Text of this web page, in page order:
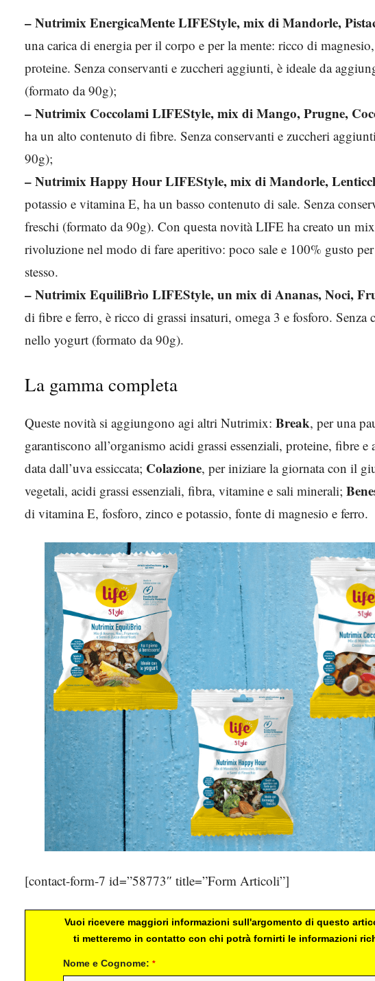
– Nutrimix EnergicaMente LIFEStyle, mix di Mandorle,
una carica di energia per il corpo e per la mente: ricco di
proteine. Senza conservanti e zuccheri aggiunti, è ideale da
(formato da 90g);
– Nutrimix Coccolami LIFEStyle, mix di Mango, Prugne,
ha un alto contenuto di fibre. Senza conservanti e zuccheri
90g);
– Nutrimix Happy Hour LIFEStyle, mix di Mandorle,
potassio e vitamina E, ha un basso contenuto di sale. Senza
freschi (formato da 90g). Con questa novità LIFE ha creato un
rivoluzione nel modo di fare aperitivo: poco sale e 100% gusto
stesso.
– Nutrimix EquiliBrìo LIFEStyle, un mix di Ananas, Noci,
di fibre e ferro, è ricco di grassi insaturi, omega 3 e fosforo. Senza
nello yogurt (formato da 90g).
La gamma completa
Queste novità si aggiungono agi altri Nutrimix: Break, per una
garantiscono all’organismo acidi grassi essenziali, proteine, fibre
data dall’uva essiccata; Colazione, per iniziare la giornata con il
vegetali, acidi grassi essenziali, fibra, vitamine e sali minerali;
di vitamina E, fosforo, zinco e potassio, fonte di magnesio e ferro.
[contact-form-7 id=”58773″ title=”Form Articoli”]
Vuoi ricevere maggiori informazioni sull'argomento di questo
ti metteremo in contatto con chi potrà fornirti le informazioni
Nome e Cognome: *